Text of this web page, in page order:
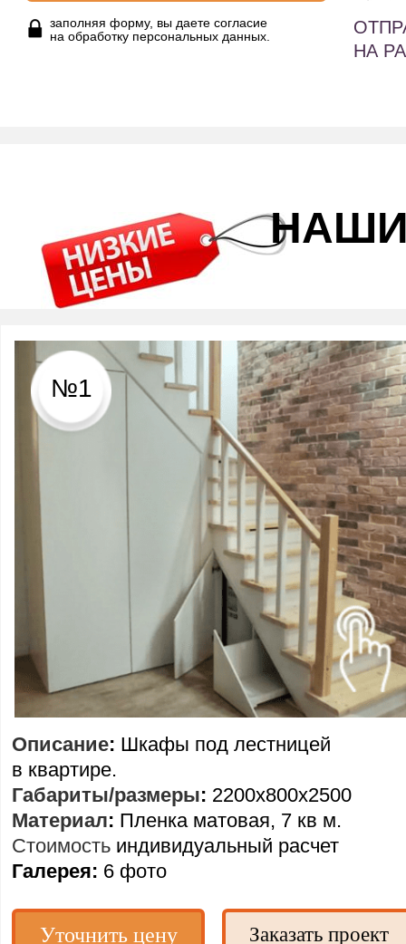
Заказать проект
Уточнить цену
заполняя форму, вы даете согласие
на обработку персональных данных.
НА
Описание: Шкафы под лестницей
в квартире.
Габариты/размеры: 2200х800х2500
Материал: Пленка матовая, 7 кв м.
Стоимость индивидуальный расчет
Галерея: 6 фото
№1